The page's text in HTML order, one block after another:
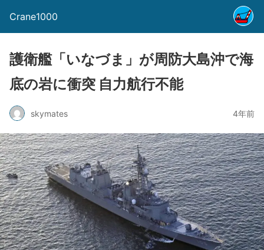
Crane1000
護衛艦「いなづま」が周防大島沖で海
底の岩に衝突 自力航行不能
skymates 4年前